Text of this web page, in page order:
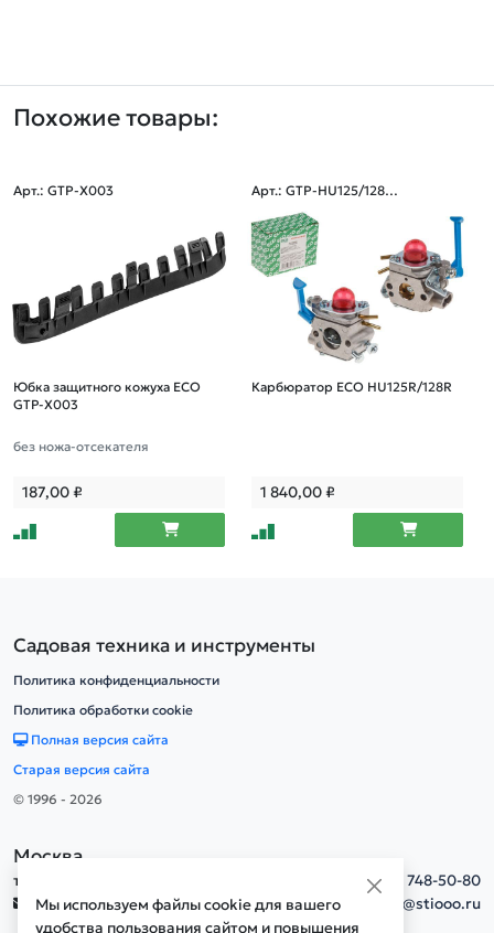
Похожие товары:
Арт.: GTP-X003
Юбка защитного кожуха ECO
GTP-X003
без ножа-отсекателя
187,00₽
Арт.: GTP-HU125/128-0
Карбюратор ECO HU125R/128R
1 840,00₽
Мы используем файлы cookie для вашего
удобства пользования сайтом и повышения
Садовая техника и инструменты
Политика конфиденциальности
Политика обработки cookie
Полная версия сайта
Старая версия сайта
© 1996 - 2026
Москва
тел.
+7(495) 748-50-80
info@stiooo.ru